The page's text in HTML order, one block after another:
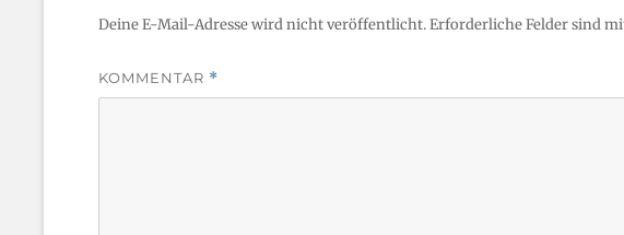
Deine E-Mail-Adresse wird nicht veröffentlicht.Erforderliche Felder sind
KOMMENTAR *